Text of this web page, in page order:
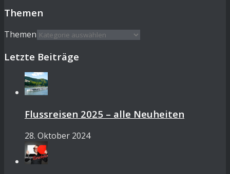
Themen
Themen
Letzte Beiträge
Flussreisen 2025 – alle Neuheiten
28. Oktober 2024